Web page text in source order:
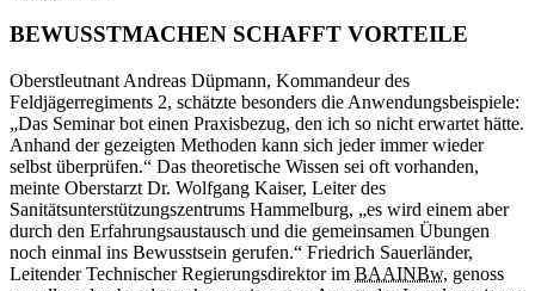
BEWUSSTMACHEN SCHAFFT VORTEILE
Oberstleutnant Andreas Düpmann, Kommandeur des
Feldjägerregiments 2, schätzte besonders die Anwendungsbeispiele:
„Das Seminar bot einen Praxisbezug, den ich so nicht erwartet hätte.
Anhand der gezeigten Methoden kann sich jeder immer wieder
selbst überprüfen.“ Das theoretische Wissen sei oft vorhanden,
meinte Oberstarzt Dr. Wolfgang Kaiser, Leiter des
Sanitätsunterstützungszentrums Hammelburg, „es wird einem aber
durch den Erfahrungsaustausch und die gemeinsamen Übungen
noch einmal ins Bewusstsein gerufen.“ Friedrich Sauerländer,
Leitender Technischer Regierungsdirektor im BAAINBw, genoss